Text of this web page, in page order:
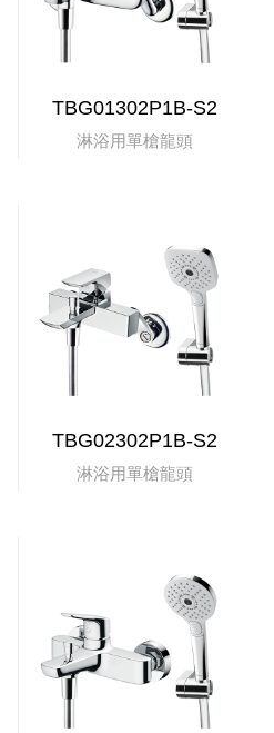
TBG01302P1B-S2
淋浴用單槍龍頭
TBG02302P1B-S2
淋浴用單槍龍頭